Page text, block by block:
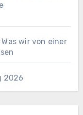
wir von einer
2026